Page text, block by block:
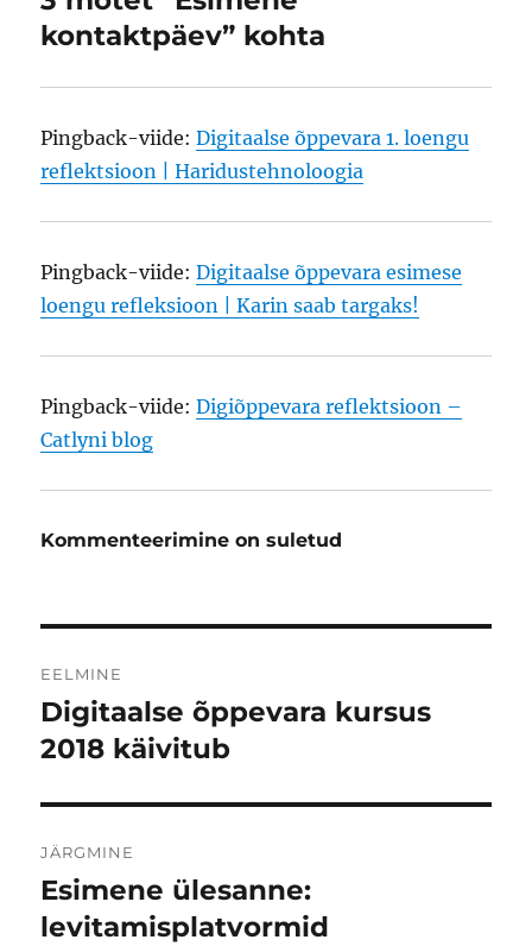
kontaktpäev” kohta
Pingback-viide:Digitaalse õppevara 1. loengu
reflektsioon | Haridustehnoloogia
Pingback-viide:Digitaalse õppevara esimese
loengu refleksioon | Karin saab targaks!
Pingback-viide:Digiõppevara reflektsioon –
Catlyni blog
Kommenteerimine on suletud
EELMINE
Eelmine
postitus:
Digitaalse õppevara kursus
2018 käivitub
JÄRGMINE
Järgmine
postitus:
Esimene ülesanne:
levitamisplatvormid